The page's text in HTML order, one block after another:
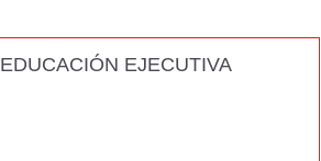
EDUCACIÓN EJECUTIVA